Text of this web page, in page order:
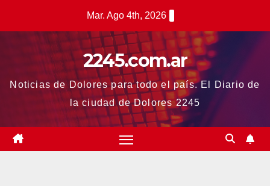
Mar. Ago 4th, 2026
2245.com.ar
Noticias de Dolores para todo el país. El Diario de
la ciudad de Dolores 2245